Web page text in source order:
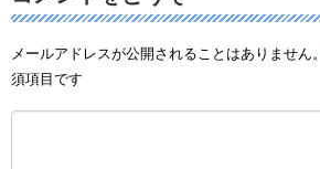
メールアドレスが公開されることはありません。
須項目です